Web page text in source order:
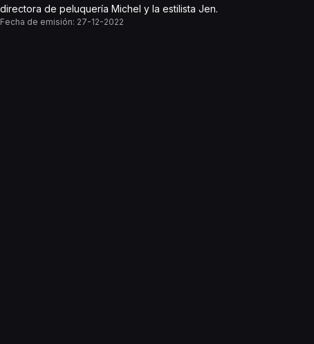
directora de peluquería Michel y la estilista Jen.
Fecha de emisión: 27-12-2022